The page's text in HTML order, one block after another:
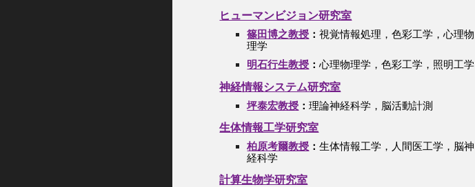
ヒューマンビジョン研究室
篠田博之教授 ：視覚情報処理，色彩工学，心理物
理学
明石行生教授 ：心理物理学，色彩工学，照明工学
神経情報システム研究室
坪泰宏教授 ：理論神経科学 ，脳活動計測
生体情報工学研究室
柏原考爾教授 ：生体情報工学 ， 人間医工学 ， 脳神
経科学
計算生物学研究室